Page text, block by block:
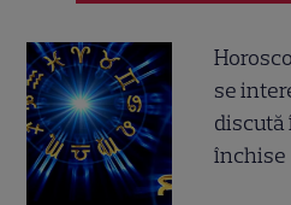
se
discută
închise